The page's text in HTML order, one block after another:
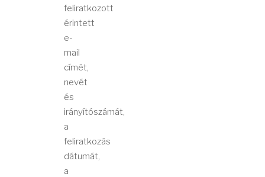
feliratkozott
érintett
e-
mail
címét,
nevét
és
irányítószámát,
a
feliratkozás
dátumát,
a